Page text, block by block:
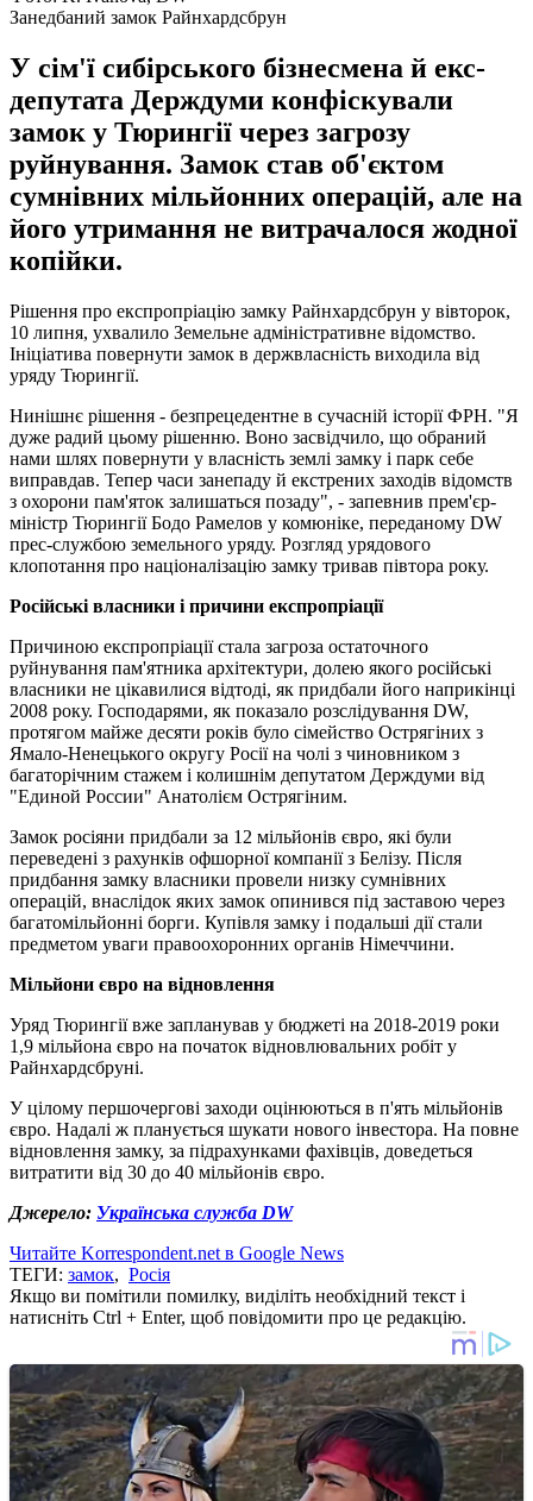
Занедбаний замок Райнхардсбрун
У сім'ї сибірського бізнесмена й екс-
депутата Держдуми конфіскували
замок у Тюрингії через загрозу
руйнування. Замок став об'єктом
сумнівних мільйонних операцій, але на
його утримання не витрачалося жодної
копійки.
Рішення про експропріацію замку Райнхардсбрун у вівторок,
10 липня, ухвалило Земельне адміністративне відомство.
Ініціатива повернути замок в держвласність виходила від
уряду Тюрингії.
Нинішнє рішення - безпрецедентне в сучасній історії ФРН. "Я
дуже радий цьому рішенню. Воно засвідчило, що обраний
нами шлях повернути у власність землі замку і парк себе
виправдав. Тепер часи занепаду й екстрених заходів відомств
з охорони пам'яток залишаться позаду", - запевнив прем'єр-
міністр Тюрингії Бодо Рамелов у комюніке, переданому DW
прес-службою земельного уряду. Розгляд урядового
клопотання про націоналізацію замку тривав півтора року.
Російські власники і причини експропріації
Причиною експропріації стала загроза остаточного
руйнування пам'ятника архітектури, долею якого російські
власники не цікавилися відтоді, як придбали його наприкінці
2008 року. Господарями, як показало розслідування DW,
протягом майже десяти років було сімейство Острягіних з
Ямало-Ненецького округу Росії на чолі з чиновником з
багаторічним стажем і колишнім депутатом Держдуми від
"Единой России" Анатолієм Острягіним.
Замок росіяни придбали за 12 мільйонів євро, які були
переведені з рахунків офшорної компанії з Белізу. Після
придбання замку власники провели низку сумнівних
операцій, внаслідок яких замок опинився під заставою через
багатомільйонні борги. Купівля замку і подальші дії стали
предметом уваги правоохоронних органів Німеччини.
Мільйони євро на відновлення
Уряд Тюрингії вже запланував у бюджеті на 2018-2019 роки
1,9 мільйона євро на початок відновлювальних робіт у
Райнхардсбруні.
У цілому першочергові заходи оцінюються в п'ять мільйонів
євро. Надалі ж планується шукати нового інвестора. На повне
відновлення замку, за підрахунками фахівців, доведеться
витратити від 30 до 40 мільйонів євро.
Джерело: Українська служба DW
Читайте Korrespondent.net в Google News
ТЕГИ: замок, Росія
Якщо ви помітили помилку, виділіть необхідний текст і
натисніть Ctrl + Enter, щоб повідомити про це редакцію.